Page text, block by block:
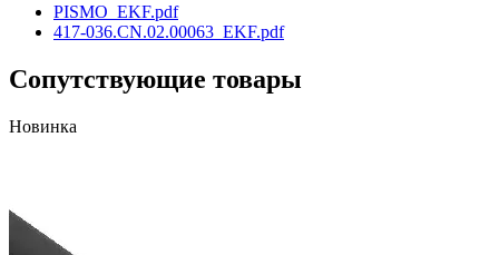
PISMO_EKF.pdf
417-036.CN.02.00063_EKF.pdf
Сопутствующие товары
Новинка